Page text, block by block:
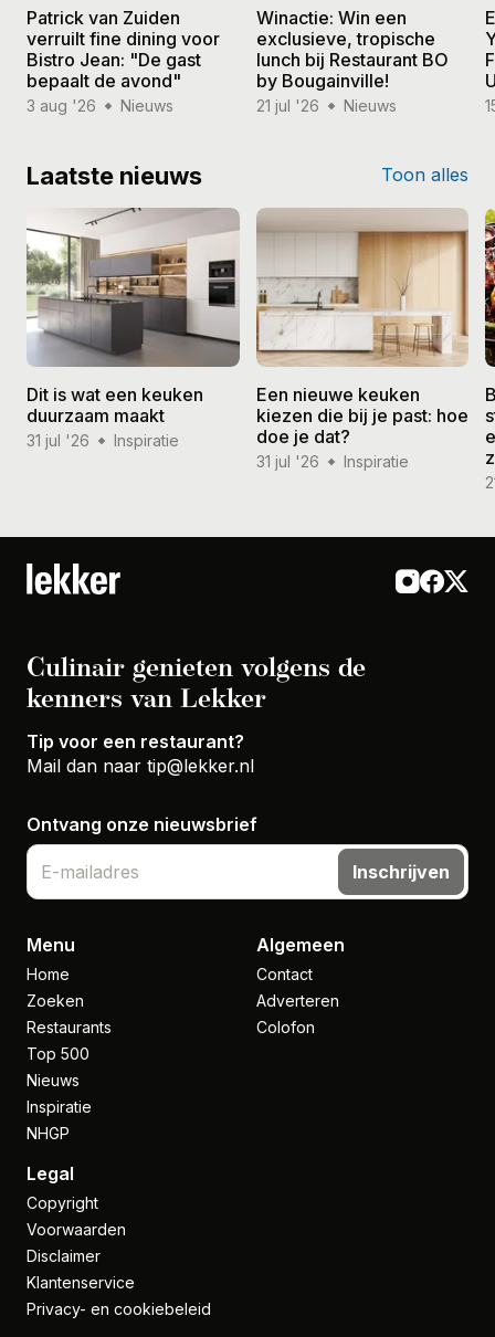
Patrick van Zuiden
verruilt fine dining voor
Bistro Jean: "De gast
bepaalt de avond"
3 aug '26 Nieuws
Winactie: Win een
exclusieve, tropische
lunch bij Restaurant BO
by Bougainville!
21 jul '26 Nieuws
Laatste nieuws Toon alles
Dit is wat een keuken
duurzaam maakt
31 jul '26 Inspiratie
Een nieuwe keuken
kiezen die bij je past: hoe
doe je dat?
31 jul '26 Inspiratie
Culinair genieten volgens de
kenners van Lekker
Tip voor een restaurant?
Mail dan naar tip@lekker.nl
Ontvang onze nieuwsbrief
Inschrijven
Menu
Home
Zoeken
Restaurants
Top 500
Nieuws
Inspiratie
NHGP
Algemeen
Contact
Adverteren
Colofon
Legal
Copyright
Voorwaarden
Disclaimer
Klantenservice
Privacy- en cookiebeleid